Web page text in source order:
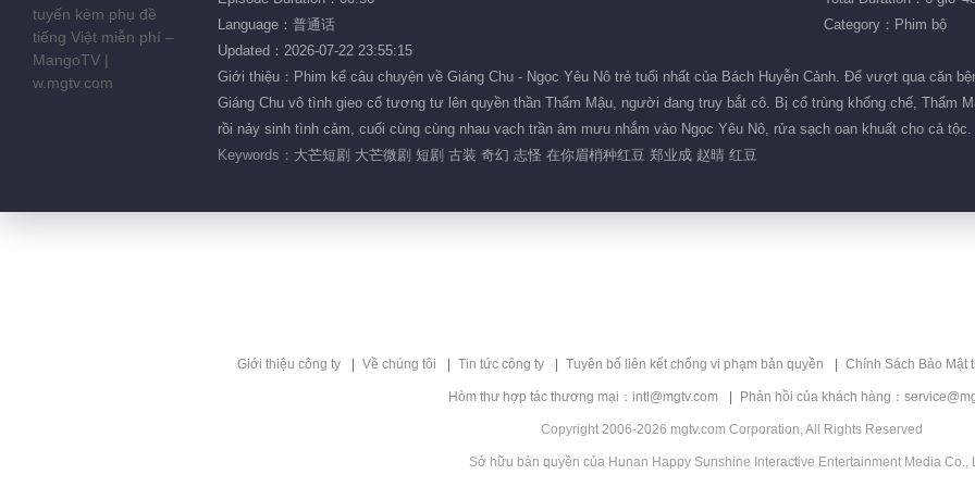
Language：普通话
Category：Phim bộ
Updated：2026-07-22 23:55:15
Giới thiệu：Phim kể câu chuyện về Giáng Chu - Ngọc Yêu Nô trẻ tuổi nhất của Bách Huyễn Cảnh. Để vượt qua căn
Giáng Chu vô tình gieo cổ tương tư lên quyền thần Thẩm Mậu, người đang truy bắt cô. Bị cổ trùng khống chế, Thẩm
rồi nảy sinh tình cảm, cuối cùng cùng nhau vạch trần âm mưu nhắm vào Ngọc Yêu Nô, rửa sạch oan khuất cho cả
Keywords： 大芒短剧 大芒微剧 短剧 古装 奇幻 志怪 在你眉梢种红豆 郑业成 赵晴 红豆
Giới thiệu công ty Về chúng tôi Tin tức công ty Tuyên bố liên kết chống vi phạm bản quyền Chính Sách Bảo Mật
Hòm thư hợp tác thương mại：intl@mgtv.com Phản hồi của khách hàng：
Copyright 2006-2026 mgtv.com Corporation, All Rights Reserved
Sở hữu bản quyền của Hunan Happy Sunshine Interactive Entertainment Media Co.,